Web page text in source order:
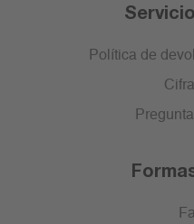
Política de